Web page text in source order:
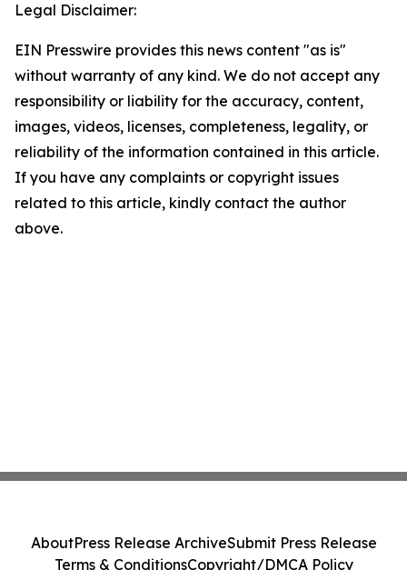
Legal Disclaimer:
EIN Presswire provides this news content "as is"
without warranty of any kind. We do not accept any
responsibility or liability for the accuracy, content,
images, videos, licenses, completeness, legality, or
reliability of the information contained in this article.
If you have any complaints or copyright issues
related to this article, kindly contact the author
above.
AboutPress Release ArchiveSubmit Press Release
Terms & ConditionsCopyright/DMCA Policy